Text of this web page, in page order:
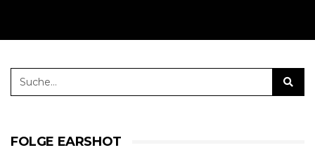
FOLGE EARSHOT